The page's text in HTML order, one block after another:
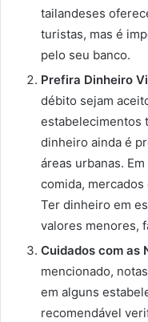
tailandeses
turistas, mas é
pelo seu banco.
Prefira Dinheiro
débito sejam
estabelecimentos
dinheiro ainda é
áreas urbanas.
comida,
Ter dinheiro em
valores menores,
Cuidados com as
mencionado,
em alguns
recomendável